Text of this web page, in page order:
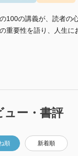
100の講義が、読者の
重要性を語り、人生
ュー・書評
順 新着順